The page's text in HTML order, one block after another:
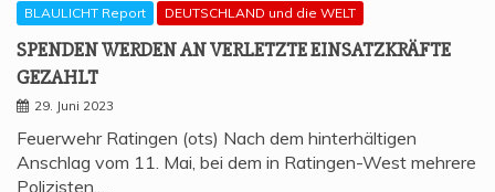
BLAULICHT Report DEUTSCHLAND und die WELT
SPEN­DEN WER­DEN AN VER­LETZ­TE EIN­SATZ­KRÄF­TE
GEZAHLT
29. Juni 2023
Feuerwehr Ratingen (ots) Nach dem hinterhältigen
Anschlag vom 11. Mai, bei dem in Ratingen-West mehrere
Polizisten,…